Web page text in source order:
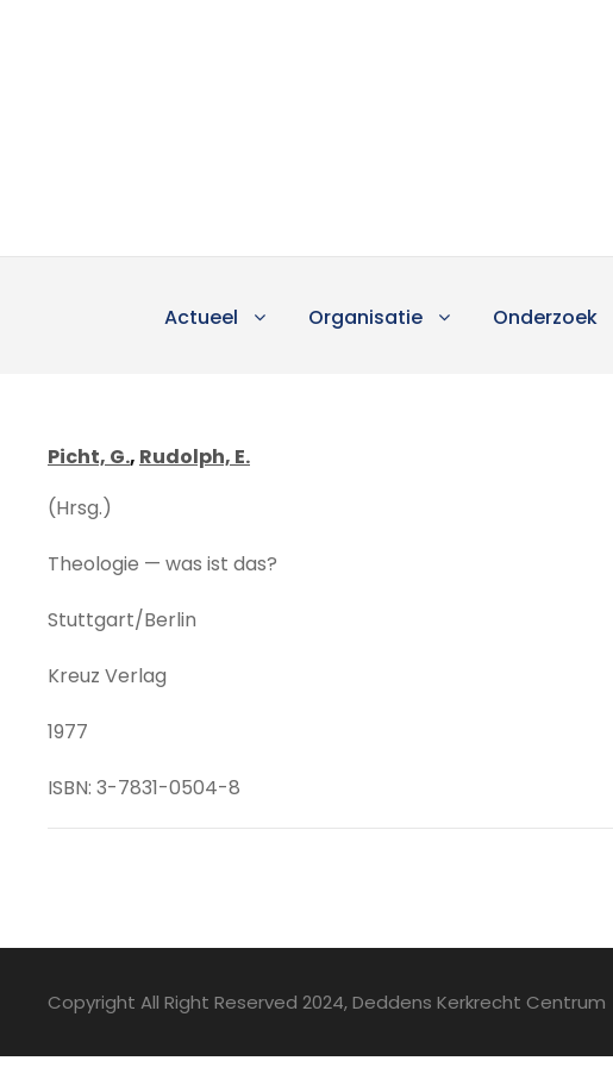
Actueel Organisatie Onderzoek
Picht, G., Rudolph, E.
(Hrsg.)
Theologie — was ist das?
Stuttgart/Berlin
Kreuz Verlag
1977
ISBN: 3-7831-0504-8
Copyright All Right Reserved 2024, Deddens Kerkrecht Centrum